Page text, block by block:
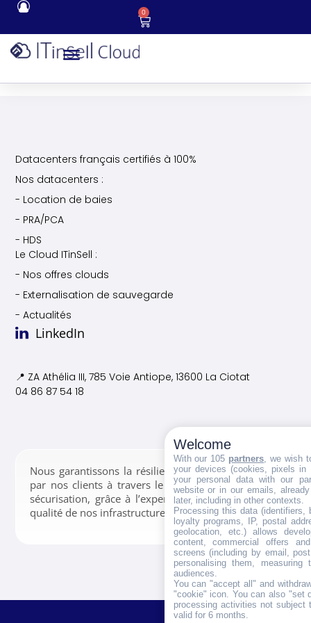
0
Datacenters français certifiés à 100%
Nos datacenters :
- Location de baies
- PRA/PCA
- HDS
Le Cloud ITinSell :
- Nos offres clouds
- Externalisation de sauvegarde
- Actualités
LinkedIn
📍 ZA Athélia III, 785 Voie Antiope, 13600 La Ciotat
04 86 87 54 18
Nous garantissons la résilience des données confiées
par nos clients à travers le stockage, la gestion et la
sécurisation, grâce à l’expertise de nos équipes et la
qualité de nos infrastructures.
Welcome
With our 105 partners , we wish
your devices (cookies, pixels
your personal data with our
website or in our emails,
later, including in other contexts.
Processing this data (identifiers,
loyalty programs, IP, postal
geolocation, etc.) allows
content, commercial offers
screens (including by email,
personalising them, measuring
audiences.
You can "accept all" and
"cookie" icon . You can also "set
processing activities not subject
valid for 6 months.